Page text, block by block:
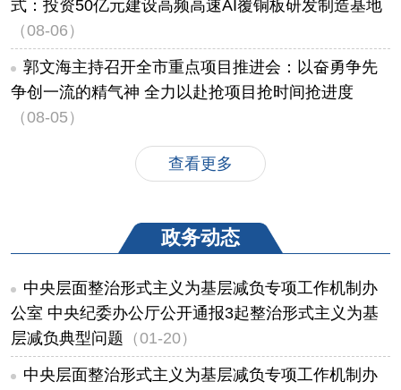
式：投资50亿元建设高频高速AI覆铜板研发制造基地
（08-06）
郭文海主持召开全市重点项目推进会：以奋勇争先
争创一流的精气神 全力以赴抢项目抢时间抢进度
（08-05）
查看更多
政务动态
中央层面整治形式主义为基层减负专项工作机制办
公室 中央纪委办公厅公开通报3起整治形式主义为基
层减负典型问题 （01-20）
中央层面整治形式主义为基层减负专项工作机制办